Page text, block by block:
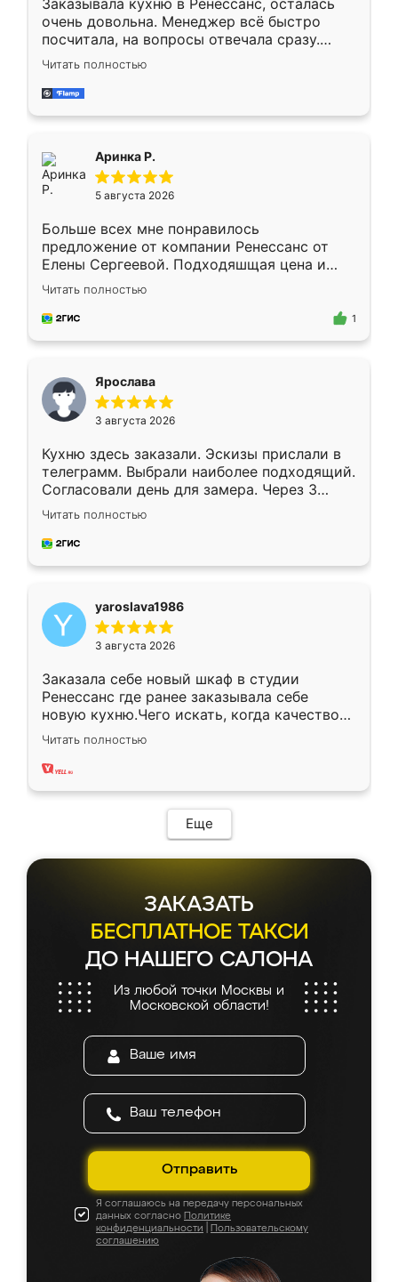
Заказывала кухню в Ренессанс, осталась
очень довольна. Менеджер всё быстро
посчитала, на вопросы отвечала сразу.
Замерщик приехал в субботу, подошёл к
делу со всей ответственностью. Собрали
за день, ребята работали аккуратно, даже
Читать полностью
Аринка Р.
5 августа 2026
Больше всех мне понравилось
предложение от компании Ренессанс от
Елены Сергеевой. Подходяшщая цена и
короткие сроки изготовления. Приехавший
для замера сотрудник Владислав
предложил по моему эскизу самый
Читать полностью
1
Ярослава
3 августа 2026
Кухню здесь заказали. Эскизы прислали в
телеграмм. Выбрали наиболее подходящий.
Согласовали день для замера. Через 3
недели кухня была уже готова. Остались
довольны работой. Спасибо Ренессанс
мебель за качественную работу!
Читать полностью
yaroslava1986
3 августа 2026
Заказала себе новый шкаф в студии
Ренессанс где ранее заказывала себе
новую кухню.Чего искать, когда качеством
вполне довольна. Служит кухня уже почти
два года, нареканий нет.
Читать полностью
Еще
ЗАКАЗАТЬ
БЕСПЛАТНОЕ ТАКСИ
ДО НАШЕГО САЛОНА
Из любой точки Москвы и
Московской области!
Отправить
Я соглашаюсь на передачу персональных
данных согласно Политике
конфиденциальности
Пользовательскому
соглашению